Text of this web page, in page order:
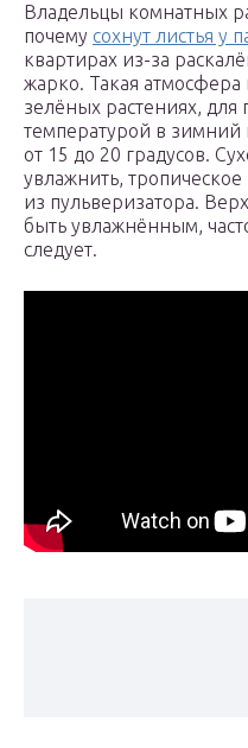
Владельцы комнатных
почему сохнут листья у
квартирах из-за
жарко. Такая атмосфера
зелёных растениях,
температурой в зимний
от 15 до 20 градусов.
увлажнить,
из пульверизатора.
быть увлажнённым,
следует.